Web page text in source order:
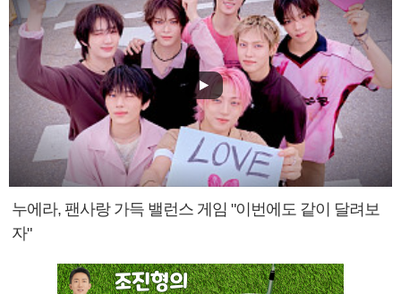
누에라, 팬사랑 가득 밸런스 게임 "이번에도 같이 달려보
자"